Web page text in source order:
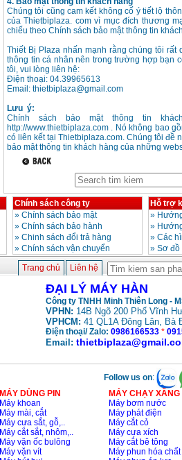
Chúng tôi cũng cam kết không cố ‎‎ý tiết lộ
của Thietbiplaza. com vì mục đích thương
chiếu theo Chính sách bảo mật thông tin
Thiết Bị Plaza nhấn mạnh rằng chúng tôi
thông tin cá nhân nên trong trường hợp bạn
tôi, vui lòng liên hệ:
Điện thoại: 04.39965613
Email: thietbiplaza@gmail.com
Lưu ‎ ý:
Chính sách bảo mật thông tin
http://www.thietbiplaza.com . Nó không bao
có liên kết tại Thietbiplaza.com. Chúng tôi đề
bảo mật thông tin khách hàng của những
Chính sách công ty
» Chính sách bảo mật
» Chính sách bảo hành
» Chinh sách đổi trả hàng
» Chính sách vận chuyển
Hỗ trợ
»
»
» Các
» Sơ
Trang chủ Liên hệ
ĐẠI LÝ MÁY HÀN
Công ty TNHH Minh Thiên Long -
VPHN: 14B Ngõ 200 Phố Vĩnh
VPHCM: 41 QL1A Đông Lân, Bà
Điện thoại/ Zalo: 0986166533 *
Email:
Follow us on:
MÁY DÙNG PIN
Máy khoan
Máy mài, cắt
Máy cưa sắt, gỗ,..
Máy cắt sắt, nhôm,..
Máy vặn ốc bulông
Máy vặn vít
MÁY CHẠY
Máy bơm nước
Máy phát điện
Máy cắt cỏ
Máy cưa xích
Máy cắt bê tông
Máy phun hóa chất